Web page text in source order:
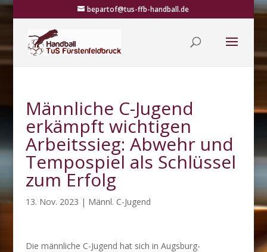
bepartof@tus-ffb-handball.de
Männliche C-Jugend
erkämpft wichtigen
Arbeitssieg: Abwehr und
Tempospiel als Schlüssel
zum Erfolg
13. Nov. 2023 | Männl. C-Jugend
Die männliche C-Jugend hat sich in Augsburg-